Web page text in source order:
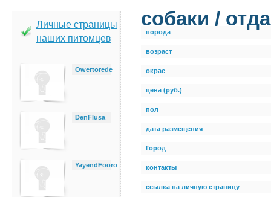
Личные страницы
наших питомцев
Owertorede
DenFlusa
YayendFooro
cобаки /
порода
возраст
окрас
цена (руб.)
пол
дата размещения
Город
контакты
ссылка на личную страницу